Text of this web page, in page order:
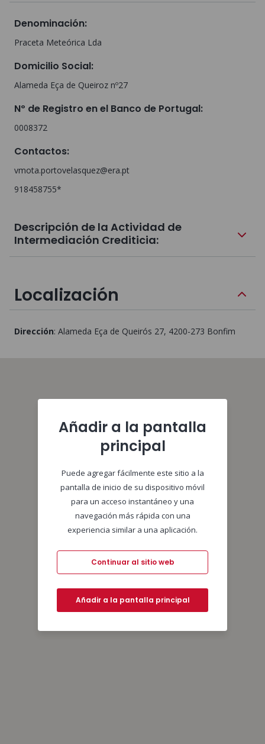
Denominación:
Praceta Meteórica Lda
Domicilio Social:
Alameda Eça de Queiroz nº27
Nº de Registro en el Banco de Portugal:
0008372
Contactos:
vmota.portovelasquez@era.pt
918458755*
Descripción de la Actividad de
Intermediación Crediticia:
Localización
Dirección: Alameda Eça de Queirós 27, 4200-273 Bonfim
Añadir a la pantalla
principal
Puede agregar fácilmente este sitio a la
pantalla de inicio de su dispositivo móvil
para un acceso instantáneo y una
navegación más rápida con una
experiencia similar a una aplicación.
Continuar al sitio web
Añadir a la pantalla principal